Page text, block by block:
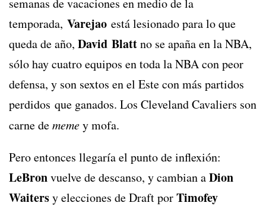
semanas de vacaciones en medio de la
temporada, Varejao está lesionado para lo que
queda de año, David Blattno se apaña en la NBA,
sólo hay cuatro equipos en toda la NBA con peor
defensa, y son sextos en el Este con más partidos
perdidos que ganados. Los Cleveland Cavaliers son
carne dememey mofa.
Pero entonces llegaría el punto de inflexión:
LeBronvuelve de descanso, y cambian aDion
Waitersy elecciones de Draft porTimofey